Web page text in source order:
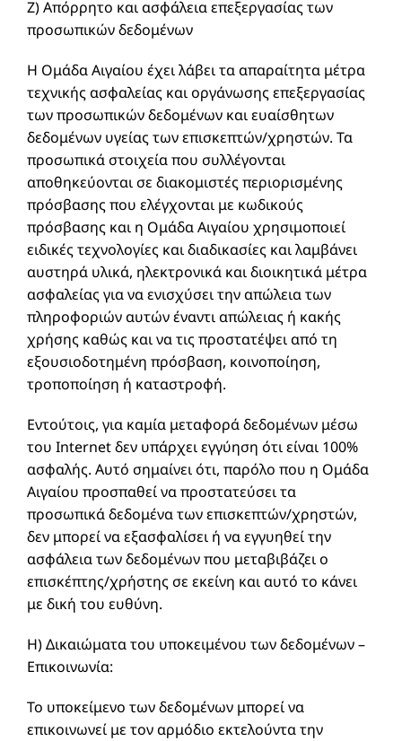
Ζ) Απόρρητο και ασφάλεια επεξεργασίας των
προσωπικών δεδομένων
Η Ομάδα Αιγαίου έχει λάβει τα απαραίτητα μέτρα
τεχνικής ασφαλείας και οργάνωσης επεξεργασίας
των προσωπικών δεδομένων και ευαίσθητων
δεδομένων υγείας των επισκεπτών/χρηστών. Τα
προσωπικά στοιχεία που συλλέγονται
αποθηκεύονται σε διακομιστές περιορισμένης
πρόσβασης που ελέγχονται με κωδικούς
πρόσβασης και η Ομάδα Αιγαίου χρησιμοποιεί
ειδικές τεχνολογίες και διαδικασίες και λαμβάνει
αυστηρά υλικά, ηλεκτρονικά και διοικητικά μέτρα
ασφαλείας για να ενισχύσει την απώλεια των
πληροφοριών αυτών έναντι απώλειας ή κακής
χρήσης καθώς και να τις προστατέψει από τη
εξουσιοδοτημένη πρόσβαση, κοινοποίηση,
τροποποίηση ή καταστροφή.
Εντούτοις, για καμία μεταφορά δεδομένων μέσω
του Internet δεν υπάρχει εγγύηση ότι είναι 100%
ασφαλής. Αυτό σημαίνει ότι, παρόλο που η Ομάδα
Αιγαίου προσπαθεί να προστατεύσει τα
προσωπικά δεδομένα των επισκεπτών/χρηστών,
δεν μπορεί να εξασφαλίσει ή να εγγυηθεί την
ασφάλεια των δεδομένων που μεταβιβάζει ο
επισκέπτης/χρήστης σε εκείνη και αυτό το κάνει
με δική του ευθύνη.
Η) Δικαιώματα του υποκειμένου των δεδομένων –
Επικοινωνία:
Το υποκείμενο των δεδομένων μπορεί να
επικοινωνεί με τον αρμόδιο εκτελούντα την